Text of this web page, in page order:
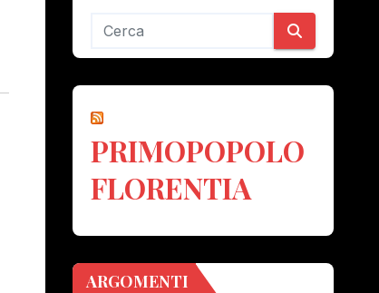
PRIMOPOPOLO
FLORENTIA
ARGOMENTI